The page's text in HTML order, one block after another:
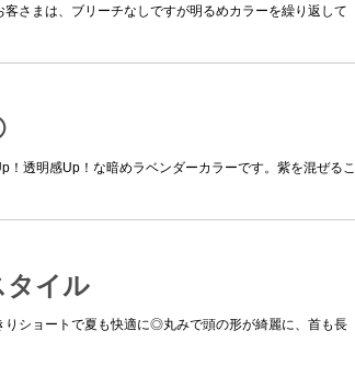
さまは、ブリーチなしですが明るめカラーを繰り返して
透明感Up！な暗めラベンダーカラーです。紫を混ぜるこ
タイル
ショートで夏も快適に◎丸みで頭の形が綺麗に、首も長